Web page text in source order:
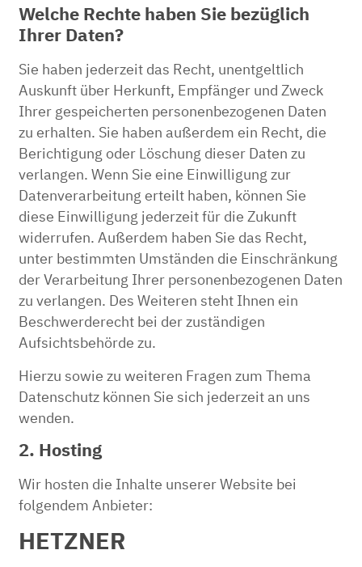
Welche Rechte haben Sie bezüglich
Ihrer Daten?
Sie haben jederzeit das Recht, unentgeltlich
Auskunft über Herkunft, Empfänger und Zweck
Ihrer gespeicherten personenbezogenen Daten
zu erhalten. Sie haben außerdem ein Recht, die
Berichtigung oder Löschung dieser Daten zu
verlangen. Wenn Sie eine Einwilligung zur
Datenverarbeitung erteilt haben, können Sie
diese Einwilligung jederzeit für die Zukunft
widerrufen. Außerdem haben Sie das Recht,
unter bestimmten Umständen die Einschränkung
der Verarbeitung Ihrer personenbezogenen Daten
zu verlangen. Des Weiteren steht Ihnen ein
Beschwerderecht bei der zuständigen
Aufsichtsbehörde zu.
Hierzu sowie zu weiteren Fragen zum Thema
Datenschutz können Sie sich jederzeit an uns
wenden.
2. Hosting
Wir hosten die Inhalte unserer Website bei
folgendem Anbieter:
HETZNER